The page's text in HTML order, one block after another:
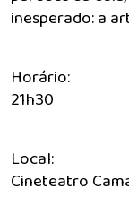
inesperado: a
Horário:
21h30
Local:
Cineteatro